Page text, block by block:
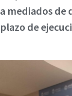
a mediados de
plazo de